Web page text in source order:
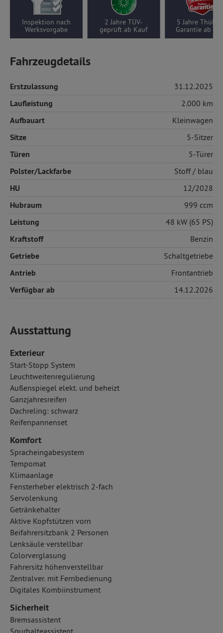
2 Jahre TÜV-
ab Kauf
5 Jahre Thüllen-
Garantie ab Kauf
Wenigfahrer-Auto,
2000 km pro Jahr
Fahrzeugdetails
Erstzulassung 31.12.2025
Laufleistung 2.000 km
Aufbauart Kleinwagen
Sitze 5-Sitzer
Türen 5-Türer
Polster/Lackfarbe Stoff/ blau
HU 12/2028
Hubraum 999 ccm
Leistung 48 kW (65 PS)
Kraftstoff Benzin
Getriebe Schaltgetriebe
Antrieb Frontantrieb
Verfügbar ab 14.12.2026
Ausstattung
Exterieur
Start-Stopp System
Leuchtweitenregulierung
Außenspiegel elekt. und beheizt
Ganzjahresreifen
Dachreling: schwarz
Reifenpannenset
Komfort
Spracheingabesystem
Tempomat
Klimaanlage
Fensterheber elektrisch 2-fach
Servolenkung
Getränkehalter
Aktive Kopfstützen vorn
Beifahrersitzbank 2 Personen
Lenksäule verstellbar
Colorverglasung
Fahrersitz höhenverstellbar
Zentralver. mit Fernbedienung
Digitales Kombiinstrument
Sicherheit
Bremsassistent
Spurhalteassistent